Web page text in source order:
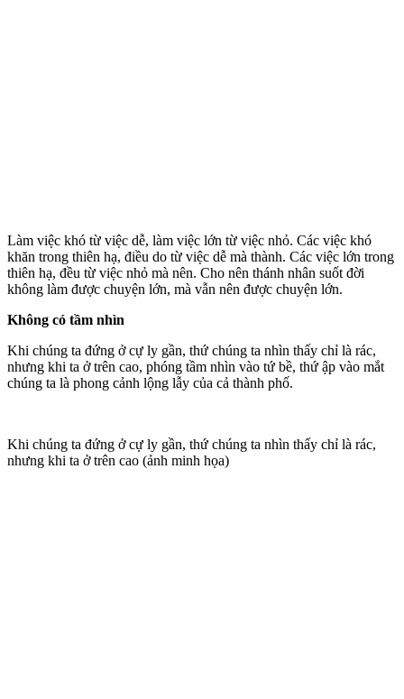
Làm việc khó từ việc dễ, làm việc lớn từ việc nhỏ. Các việc khó
khăn trong thiên hạ, điều do từ việc dễ mà thành. Các việc lớn trong
thiên hạ, đều từ việc nhỏ mà nên. Cho nên thánh nhân suốt đời
không làm được chuyện lớn, mà vẫn nên được chuyện lớn.
Không có tầm nhìn
Khi chúng ta đứng ở cự ly gần, thứ chúng ta nhìn thấy chỉ là rác,
nhưng khi ta ở trên cao, phóng tầm nhìn vào tứ bề, thứ ập vào mắt
chúng ta là phong cảnh lộng lẫy của cả thành phố.
Khi chúng ta đứng ở cự ly gần, thứ chúng ta nhìn thấy chỉ là rác,
nhưng khi ta ở trên cao (ảnh minh họa)